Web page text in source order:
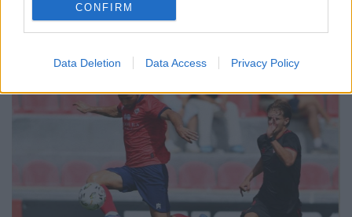
CONFIRM
Data Deletion Data Access Privacy Policy